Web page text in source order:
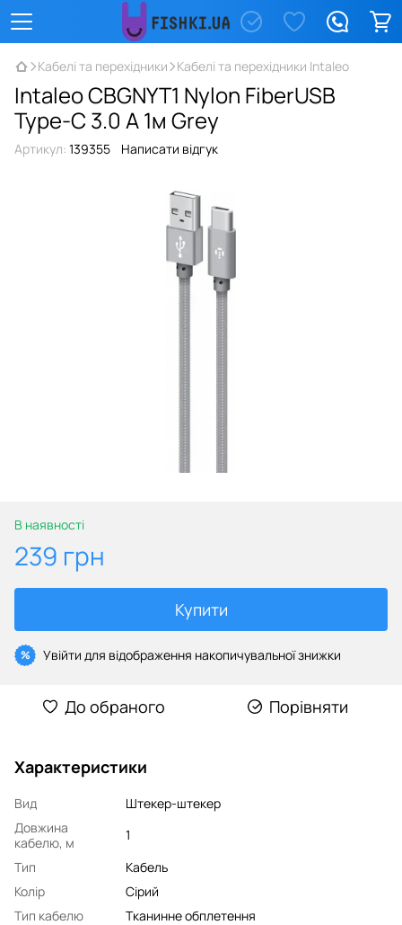
Кабелі та перехідники Кабелі та перехідники Intaleo
Intaleo CBGNYT1 Nylon FiberUSB
Type-C 3.0 A 1м Grey
Артикул: 139355 Написати відгук
В наявності
239 грн
Купити
% Увійти для відображення накопичувальної знижки
До обраного Порівняти
Характеристики
Вид
Штекер-штекер
Довжина
кабелю, м
1
Тип
Кабель
Колір
Сірий
Тип кабелю
Тканинне обплетення